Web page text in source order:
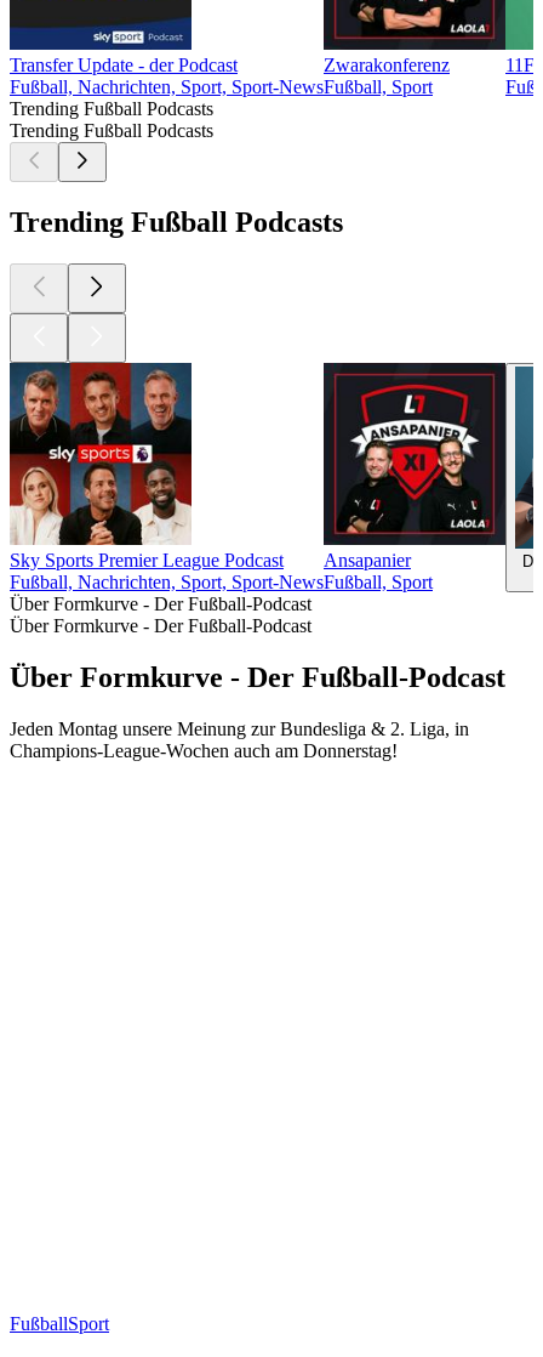
Transfer Update - der Podcast
Fußball, Nachrichten, Sport, Sport-News
Zwarakonferenz
Fußball, Sport
Trending Fußball Podcasts
Trending Fußball Podcasts
Trending Fußball Podcasts
Sky Sports Premier League Podcast
Fußball, Nachrichten, Sport, Sport-News
Ansapanier
Fußball, Sport
Über Formkurve - Der Fußball-Podcast
Über Formkurve - Der Fußball-Podcast
Über Formkurve - Der Fußball-Podcast
Jeden Montag unsere Meinung zur Bundesliga & 2. Liga, in
Champions-League-Wochen auch am Donnerstag!
FußballSport